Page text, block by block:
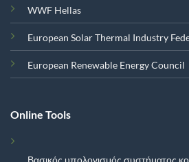
WWF Hellas
European Solar Thermal Industry
European Renewable Energy Council
Online Tools